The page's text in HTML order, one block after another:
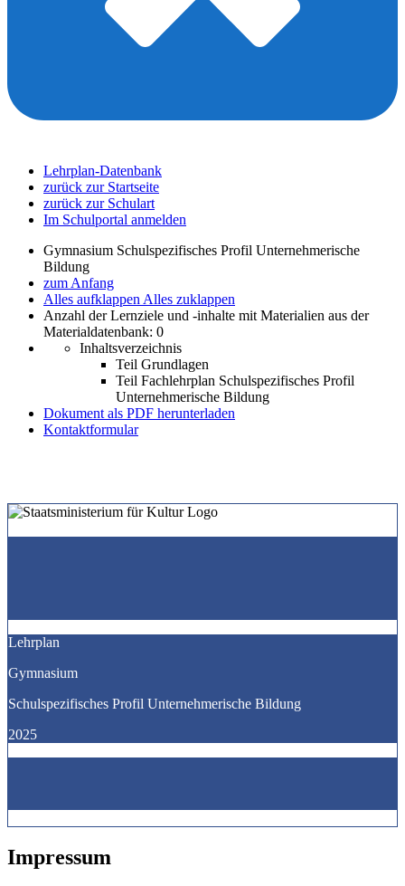
Lehrplan-Datenbank
zurück zur Startseite
zurück zur Schulart
Im Schulportal anmelden
Gymnasium Schulspezifisches Profil Unternehmerische
Bildung
zum Anfang
Alles aufklappen Alles zuklappen
Anzahl der Lernziele und -inhalte mit Materialien aus der
Materialdatenbank: 0
Inhaltsverzeichnis
Teil Grundlagen
Teil Fachlehrplan Schulspezifisches Profil
Unternehmerische Bildung
Dokument als PDF herunterladen
Kontaktformular
Lehrplan
Gymnasium
Schulspezifisches Profil Unternehmerische Bildung
2025
Impressum